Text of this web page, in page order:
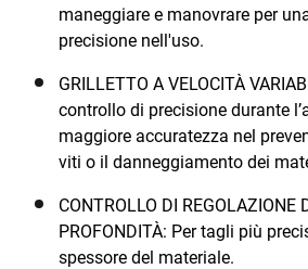
maneggiare e manovrare per
precisione nell'uso.
GRILLETTO A VELOCITÀ
controllo di precisione durante
maggiore accuratezza nel
viti o il danneggiamento dei
CONTROLLO DI REGOLAZIONE
PROFONDITÀ: Per tagli più
spessore del materiale.